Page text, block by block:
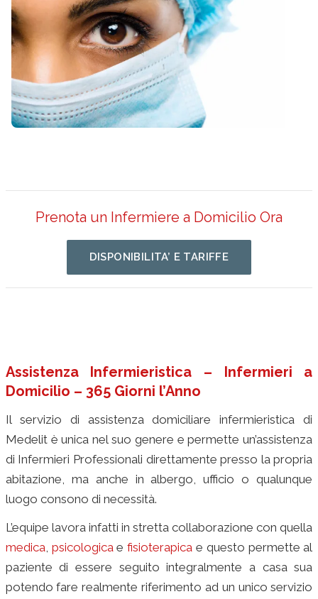
Prenota un Infermiere a Domicilio Ora
DISPONIBILITA’ E TARIFFE
Assistenza Infermieristica – Infermieri a
Domicilio – 365 Giorni l’Anno
Il servizio di assistenza domiciliare infermieristica di
Medelit è unica nel suo genere e permette un’assistenza
di Infermieri Professionali direttamente presso la propria
abitazione, ma anche in albergo, ufficio o qualunque
luogo consono di necessità.
L’equipe lavora infatti in stretta collaborazione con quella
medica, psicologicaefisioterapica e questo permette al
paziente di essere seguito integralmente a casa sua
potendo fare realmente riferimento ad un unico servizio